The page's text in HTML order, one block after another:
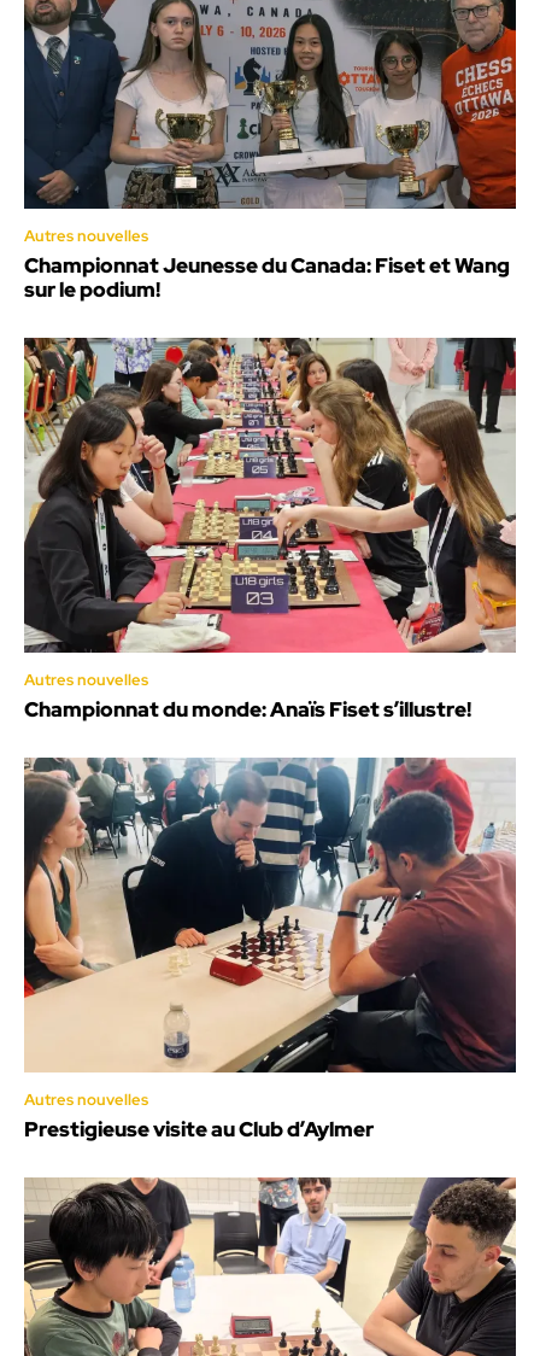
Autres nouvelles
Championnat Jeunesse du Canada: Fiset et Wang
sur le podium!
Autres nouvelles
Championnat du monde: Anaïs Fiset s’illustre!
Autres nouvelles
Prestigieuse visite au Club d’Aylmer